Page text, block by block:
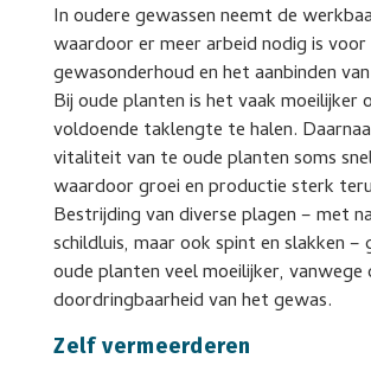
In oudere gewassen neemt de
waardoor er meer arbeid nodig is voor
gewasonderhoud en het aanbinden
Bij oude planten is het vaak moeilijker
voldoende taklengte te halen.
vitaliteit van te oude planten soms
waardoor groei en productie sterk
Bestrijding van diverse plagen – met
schildluis, maar ook spint en slakken
oude planten veel moeilijker, vanwege
doordringbaarheid van het gewas.
Zelf vermeerderen